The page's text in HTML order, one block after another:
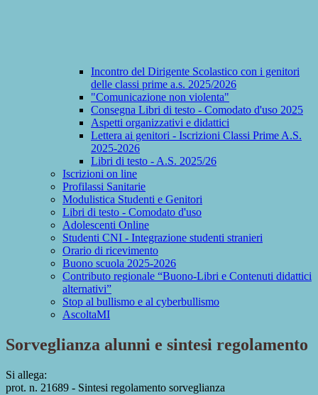
Incontro del Dirigente Scolastico con i genitori
delle classi prime a.s. 2025/2026
"Comunicazione non violenta"
Consegna Libri di testo - Comodato d'uso 2025
Aspetti organizzativi e didattici
Lettera ai genitori - Iscrizioni Classi Prime A.S.
2025-2026
Libri di testo - A.S. 2025/26
Iscrizioni on line
Profilassi Sanitarie
Modulistica Studenti e Genitori
Libri di testo - Comodato d'uso
Adolescenti Online
Studenti CNI - Integrazione studenti stranieri
Orario di ricevimento
Buono scuola 2025-2026
Contributo regionale “Buono-Libri e Contenuti didattici
alternativi”
Stop al bullismo e al cyberbullismo
AscoltaMI
Sorveglianza alunni e sintesi regolamento
Si allega:
prot. n. 21689 - Sintesi regolamento sorveglianza